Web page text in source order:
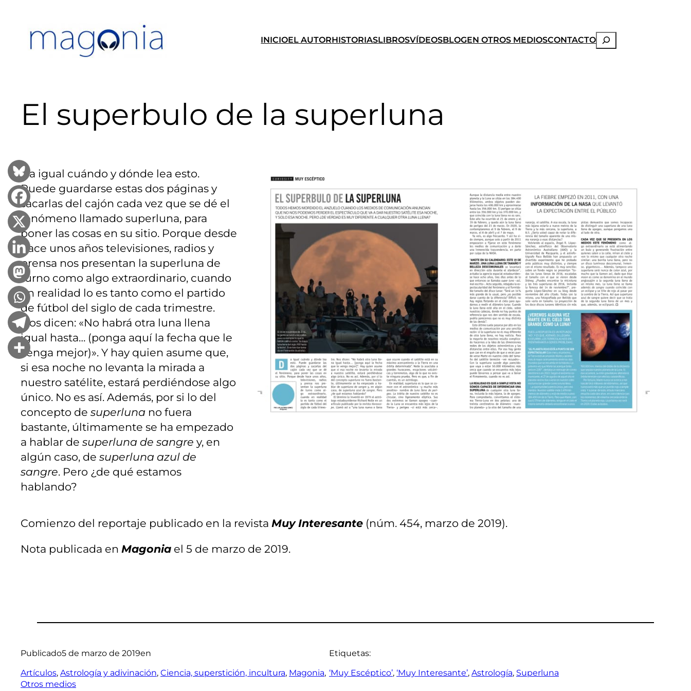
contenido
INICIOEL AUTORHISTORIASLIBROSVÍDEOSBLOGEN OTROS MEDIOSCONTACTOBuscar
El superbulo de la superluna
Da igual cuándo y dónde lea esto.
Puede guardarse estas dos páginas y
sacarlas del cajón cada vez que se dé el
fenómeno llamado superluna, para
poner las cosas en su sitio. Porque desde
hace unos años televisiones, radios y
prensa nos presentan la superluna de
turno como algo extraordinario, cuando
en realidad lo es tanto como el partido
de fútbol del siglo de cada trimestre.
Nos dicen: «No habrá otra luna llena
igual hasta… (ponga aquí la fecha que le
venga mejor)». Y hay quien asume que,
si esa noche no levanta la mirada a
nuestro satélite, estará perdiéndose algo
único. No es así. Además, por si lo del
concepto de superluna no fuera
bastante, últimamente se ha empezado
a hablar de superluna de sangre y, en
algún caso, de superluna azul de
sangre. Pero ¿de qué estamos
hablando?
Comienzo del reportaje publicado en la revista Muy Interesante (núm. 454, marzo de 2019).
Nota publicada en Magonia el 5 de marzo de 2019.
Publicado5 de marzo de 2019en
Artículos, Astrología y adivinación, Ciencia, superstición, incultura, Magonia
Otros medios
Etiquetas:
‘Muy Escéptico’, ‘Muy Interesante’, Astrología, Superluna